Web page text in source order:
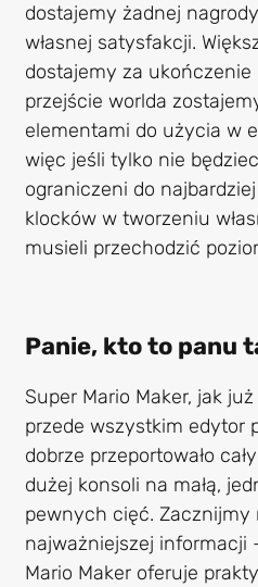
dostajemy żadnej
własnej satysfakcji.
dostajemy za ukończenie
przejście worlda
elementami do użycia w
więc jeśli tylko nie
ograniczeni do
klocków w tworzeniu
musieli przechodzić
Panie, kto to panu
Super Mario Maker, jak
przede wszystkim edytor
dobrze przeportowało
dużej konsoli na małą,
pewnych cięć. Zacznijmy
najważniejszej informacji
Mario Maker oferuje